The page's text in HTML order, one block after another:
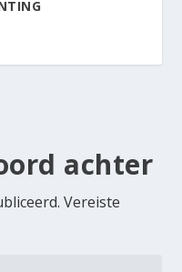
achter
Vereiste